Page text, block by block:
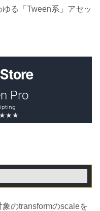
る「Tween系」アセッ
のtransformのscaleを